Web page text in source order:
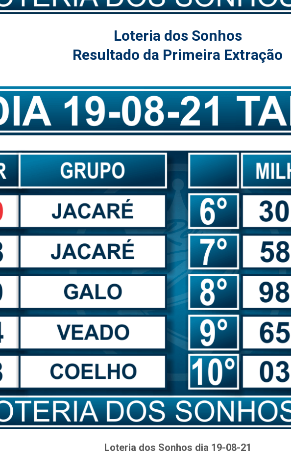
Loteria dos Sonhos
Resultado da Primeira Extração
Loteria dos Sonhos dia 19-08-21